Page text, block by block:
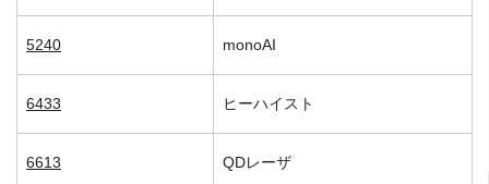
5240 monoAI
6433 ヒーハイスト
6613 QDレーザ